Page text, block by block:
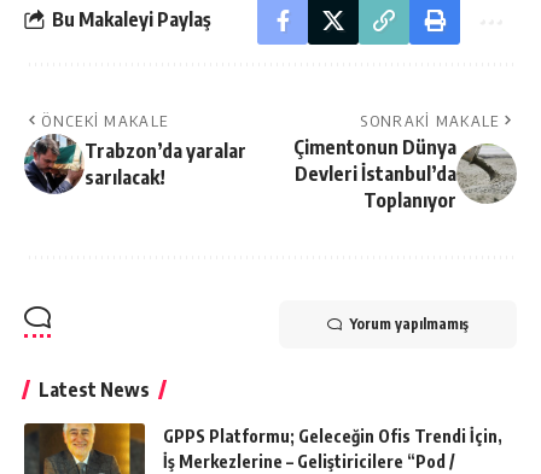
Bu Makaleyi Paylaş
ÖNCEKI MAKALE
Trabzon’da yaralar
sarılacak!
SONRAKI MAKALE
Çimentonun Dünya
Devleri İstanbul’da
Toplanıyor
Yorum yapılmamış
Latest News
GPPS Platformu; Geleceğin Ofis Trendi İçin,
İş Merkezlerine – Geliştiricilere “Pod /